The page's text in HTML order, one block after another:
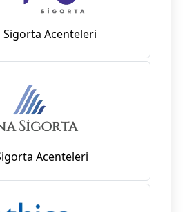
Sigorta Acenteleri
Acenteleri